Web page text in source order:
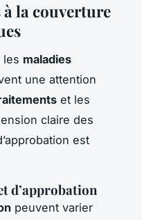
la couverture
les maladies
une attention
et les
claire des
est
d’approbation
peuvent varier